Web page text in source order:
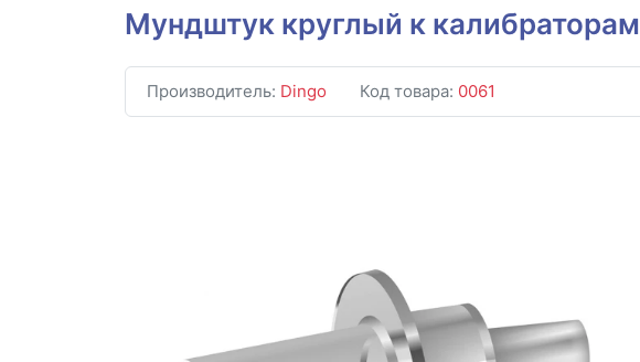
Мундштук круглый к калибраторам
Производитель: Dingo Код товара: 0061